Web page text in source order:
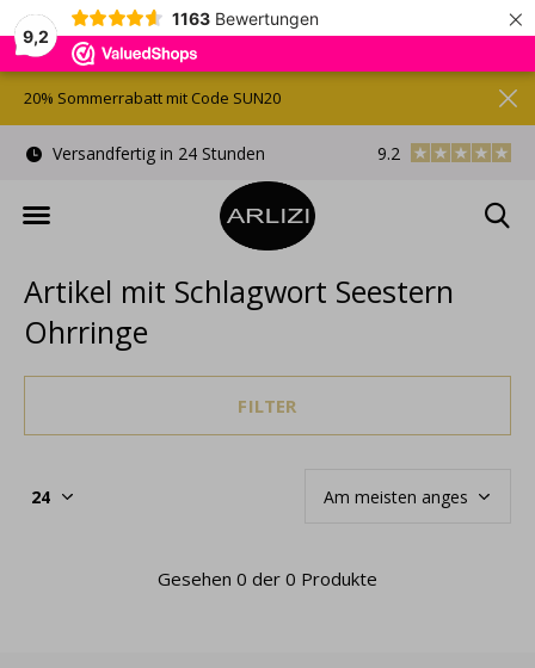
9,2
1163 Bewertungen ×
Versandfertig in 24 Stunden Kostenlose
9.2
20% Sommerrabatt mit Code SUN20
Artikel mit Schlagwort Seestern
Ohrringe
FILTER
Gesehen 0 der 0 Produkte